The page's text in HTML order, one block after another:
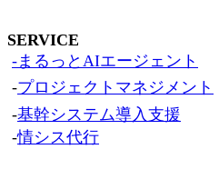
SERVICE
-まるっとAIエージェント
-プロジェクトマネジメント
-基幹システム導入支援
-情シス代行